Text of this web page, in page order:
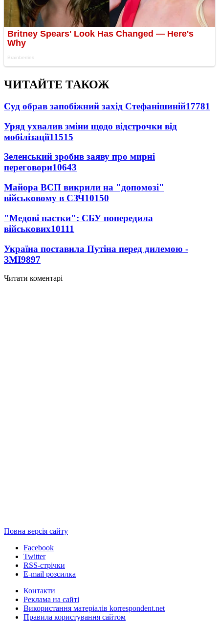
ЧИТАЙТЕ ТАКОЖ
Суд обрав запобіжний захід Стефанішиній17781
Уряд ухвалив зміни щодо відстрочки від
мобілізації11515
Зеленський зробив заяву про мирні
переговори10643
Майора ВСП викрили на "допомозі"
військовому в СЗЧ10150
"Медові пастки": СБУ попередила
військових10111
Україна поставила Путіна перед дилемою -
ЗМІ9897
Читати коментарі
Повна версія сайту
Facebook
Twitter
RSS-стрічки
E-mail розсилка
Контакти
Реклама на сайті
Використання матеріалів korrespondent.net
Правила користування сайтом